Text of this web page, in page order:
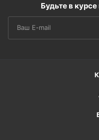
Будьте в